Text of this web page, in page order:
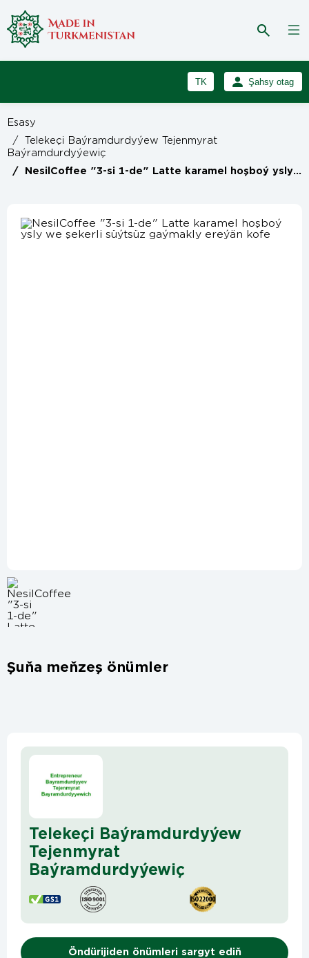
TK
RU
Şahsy otag
Esasy
/ Telekeçi Baýramdurdyýew Tejenmyrat
Baýramdurdyýewiç
/ NesilCoffee "3-si 1-de" Latte karamel hoşboý ysly we şekerli süýtsüz gaýmakly ereýän kofe
Şuňa meňzeş önümler
Telekeçi Baýramdurdyýew
Tejenmyrat
Baýramdurdyýewiç
Öndürijiden önümleri sargyt ediň